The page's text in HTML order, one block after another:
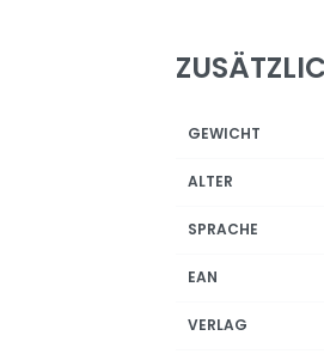
GEWICHT
ALTER
SPRACHE
EAN
VERLAG